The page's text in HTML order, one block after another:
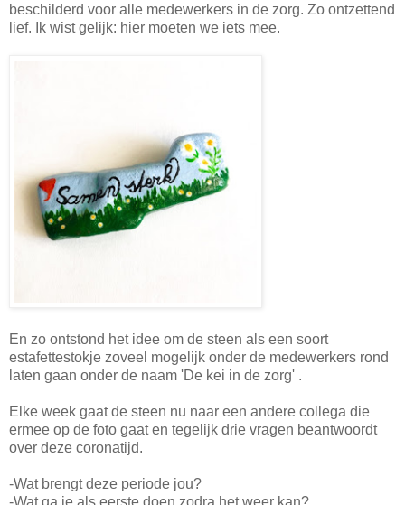
beschilderd voor alle medewerkers in de zorg. Zo ontzettend
lief. Ik wist gelijk: hier moeten we iets mee.
En zo ontstond het idee om de steen als een soort
estafettestokje zoveel mogelijk onder de medewerkers rond
laten gaan onder de naam 'De kei in de zorg' .
Elke week gaat de steen nu naar een andere collega die
ermee op de foto gaat en tegelijk drie vragen beantwoordt
over deze coronatijd.
-Wat brengt deze periode jou?
-Wat ga je als eerste doen zodra het weer kan?